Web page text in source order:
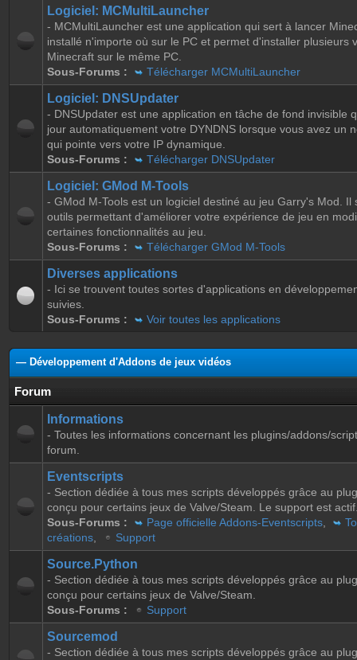
Logiciel: MCMultiLauncher
- MCMultiLauncher est une application qui sert à lancer
installé n'importe où sur le PC et permet d'installer plusieurs
Minecraft sur le même PC.
Sous-Forums :
Télécharger MCMultiLauncher
Logiciel: DNSUpdater
- DNSUpdater est une application en tâche de fond invisible
jour automatiquement votre DYNDNS lorsque vous avez un
qui pointe vers votre IP dynamique.
Sous-Forums :
Télécharger DNSUpdater
Logiciel: GMod M-Tools
- GMod M-Tools est un logiciel destiné au jeu Garry's Mod. Il
outils permettant d'améliorer votre expérience de jeu en
certaines fonctionnalités au jeu.
Sous-Forums :
Télécharger GMod M-Tools
Diverses applications
- Ici se trouvent toutes sortes d'applications en
suivies.
Sous-Forums :
Voir toutes les applications
— Développement d'Addons de jeux vidéos
Forum
Informations
- Toutes les informations concernant les plugins/addons/
forum.
Eventscripts
- Section dédiée à tous mes scripts développés grâce au
conçu pour certains jeux de Valve/Steam. Le support est
Sous-Forums :
Page officielle Addons-Eventscripts
créations
Support
Source.Python
- Section dédiée à tous mes scripts développés grâce au
conçu pour certains jeux de Valve/Steam.
Sous-Forums :
Support
Sourcemod
- Section dédiée à tous mes scripts développés grâce au